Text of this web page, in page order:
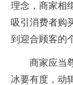
理念，商家相
吸引消费者购
到迎合顾客的
商家应当尊
冰要有度，动